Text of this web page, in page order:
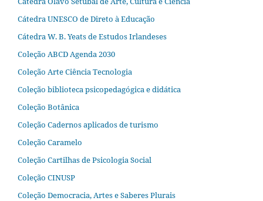
Cátedra UNESCO de Direto à Educação
Cátedra W. B. Yeats de Estudos Irlandeses
Coleção ABCD Agenda 2030
Coleção Arte Ciência Tecnologia
Coleção biblioteca psicopedagógica e didática
Coleção Botânica
Coleção Cadernos aplicados de turismo
Coleção Caramelo
Coleção Cartilhas de Psicologia Social
Coleção CINUSP
Coleção Democracia, Artes e Saberes Plurais